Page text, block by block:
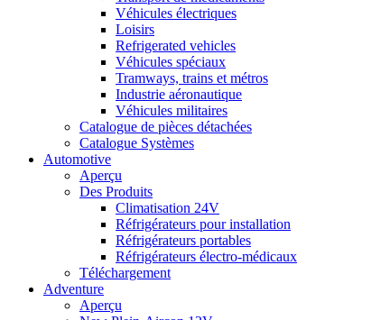
Véhicules électriques
Loisirs
Refrigerated vehicles
Véhicules spéciaux
Tramways, trains et métros
Industrie aéronautique
Véhicules militaires
Catalogue de pièces détachées
Catalogue Systèmes
Automotive
Aperçu
Des Produits
Climatisation 24V
Réfrigérateurs pour installation
Réfrigérateurs portables
Réfrigérateurs électro-médicaux
Téléchargement
Adventure
Aperçu